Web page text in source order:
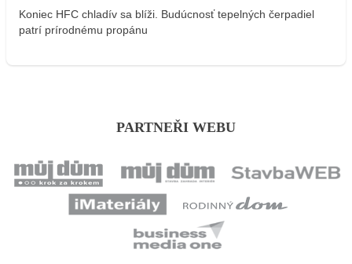
Koniec HFC chladív sa blíži. Budúcnosť tepelných čerpadiel
patrí prírodnému propánu
PARTNEŘI WEBU